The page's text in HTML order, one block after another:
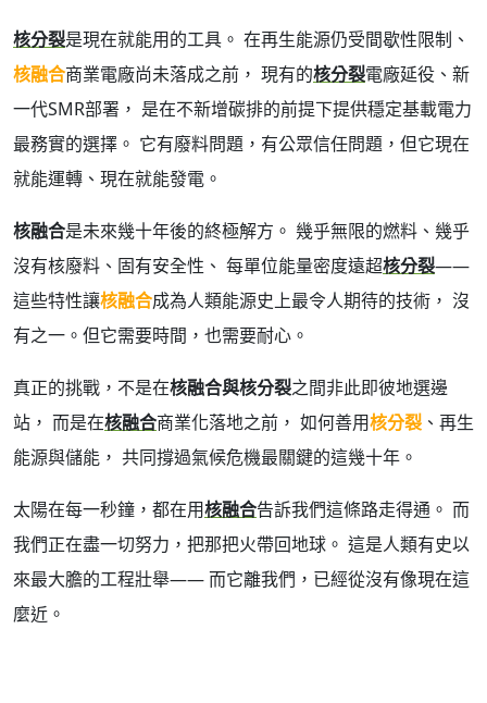
核分裂是現在就能用的工具。 在再生能源仍受間歇性限制、
核融合商業電廠尚未落成之前， 現有的核分裂電廠延役、新
一代SMR部署， 是在不新增碳排的前提下提供穩定基載電力
最務實的選擇。 它有廢料問題，有公眾信任問題，但它現在
就能運轉、現在就能發電。
核融合是未來幾十年後的終極解方。 幾乎無限的燃料、幾乎
沒有核廢料、固有安全性、 每單位能量密度遠超核分裂——
這些特性讓核融合成為人類能源史上最令人期待的技術， 沒
有之一。但它需要時間，也需要耐心。
真正的挑戰，不是在核融合與核分裂之間非此即彼地選邊
站， 而是在核融合商業化落地之前， 如何善用核分裂 、再生
能源與儲能， 共同撐過氣候危機最關鍵的這幾十年。
太陽在每一秒鐘，都在用核融合告訴我們這條路走得通。 而
我們正在盡一切努力，把那把火帶回地球。 這是人類有史以
來最大膽的工程壯舉—— 而它離我們，已經從沒有像現在這
麼近。